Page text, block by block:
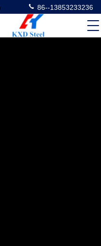
86--13853233236